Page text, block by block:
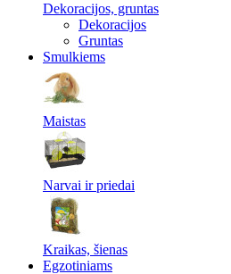
Dekoracijos, gruntas
Dekoracijos
Gruntas
Smulkiems
Maistas
Narvai ir priedai
Kraikas, šienas
Egzotiniams